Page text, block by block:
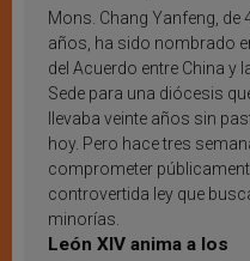
Mons. Chang Yanfeng, de
años, ha sido nombrado
del Acuerdo entre China y
Sede para una diócesis
llevaba veinte años sin
hoy. Pero hace tres
comprometer
controvertida ley que
minorías.
León XIV anima a los